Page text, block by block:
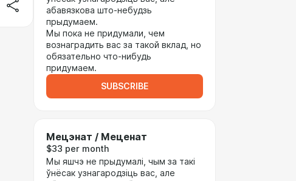
абавязкова што-небудзь
прыдумаем.
Мы пока не придумали, чем
вознаградить вас за такой вклад, но
обязательно что-нибудь
придумаем.
SUBSCRIBE
Мецэнат / Меценат
$33 per month
Мы яшчэ не прыдумалі, чым за такі
ўнёсак узнагародзіць вас, але